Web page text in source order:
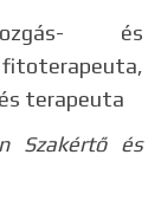
és
terapeuta
Szakértő és